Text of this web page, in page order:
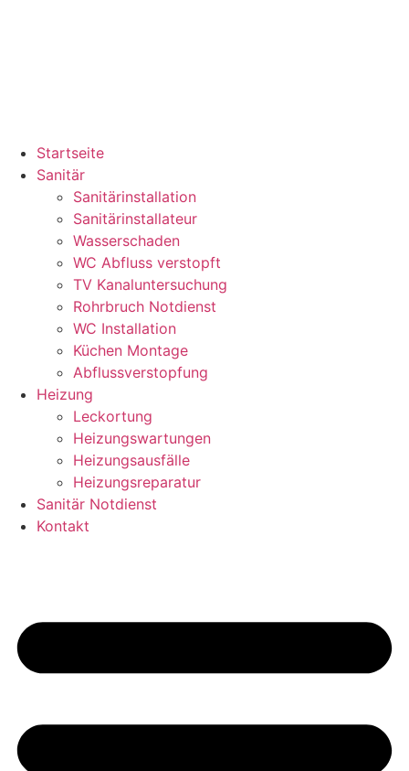
Startseite
Sanitär
Sanitärinstallation
Sanitärinstallateur
Wasserschaden
WC Abfluss verstopft
TV Kanaluntersuchung
Rohrbruch Notdienst
WC Installation
Küchen Montage
Abflussverstopfung
Heizung
Leckortung
Heizungswartungen
Heizungsausfälle
Heizungsreparatur
Sanitär Notdienst
Kontakt